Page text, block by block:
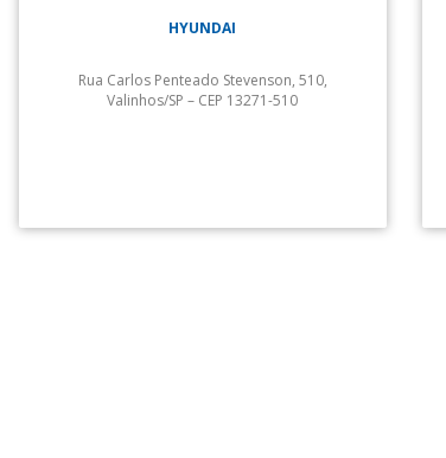
HYUNDAI
Rua Carlos Penteado Stevenson, 510,
Valinhos/SP – CEP 13271-510